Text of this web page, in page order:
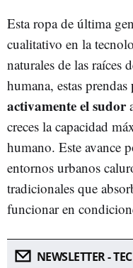
Esta ropa de última
cualitativo en la
naturales de las raíces
humana, estas prendas
activamente el sudor
creces la capacidad
humano. Este avance
entornos urbanos
tradicionales que
funcionar en
NEWSLETTER -